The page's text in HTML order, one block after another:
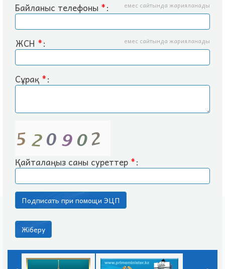
Байланыс телефоны *: емес сайтында жарияланады
ЖСН *: емес сайтында жарияланады
Сұрақ *:
Қайталаңыз саны суреттер *: